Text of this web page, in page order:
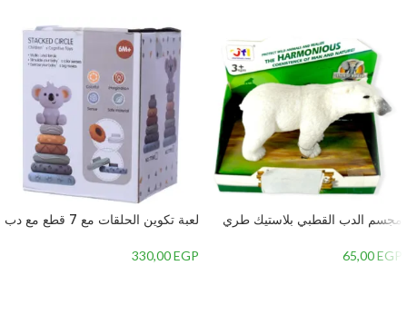
مجسم الدب القطبي بلاستيك طري
65,00EGP
لعبة تكوين الحلقات مع 7 قطع مع دب
330,00EGP